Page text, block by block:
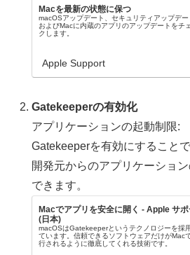
Macを最新の状態に保つ
macOSアップデート、セキュリティアップデー
およびMacに内蔵のアプリのアップデートをチ
クします。
Apple Support
Gatekeeperの有効化
アプリケーションの起動制限:
Gatekeeperを有効にすること
開発元からのアプリケーショ
できます。
Macでアプリを安全に開く - Apple サポ
(日本)
macOSはGatekeeperというテクノロジーを採用
ています。信頼できるソフトウェアだけがMac
行されるように徹底してくれる技術です。